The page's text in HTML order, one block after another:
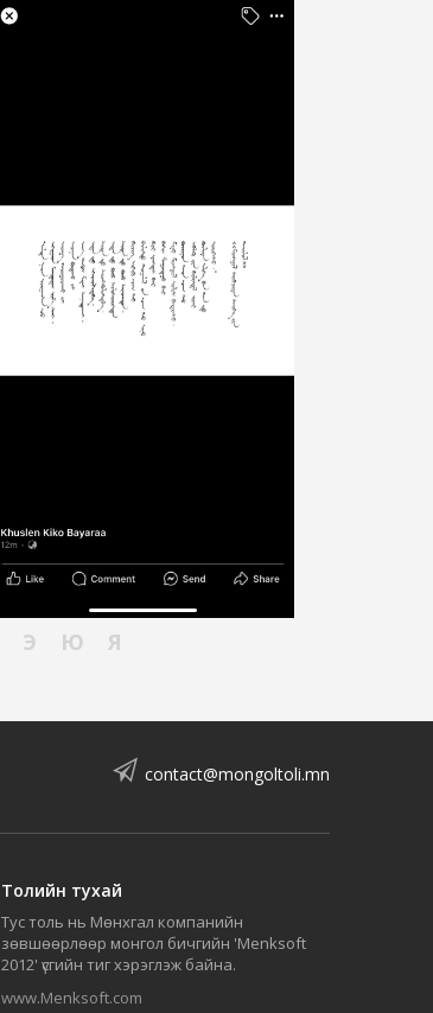
Э Ю Я
contact@mongoltoli.mn
Толийн тухай
Тус толь нь Мөнхгал компанийн
зөвшөөрлөөр монгол бичгийн 'Menksoft
2012' үсгийн тиг хэрэглэж байна.
www.Menksoft.com